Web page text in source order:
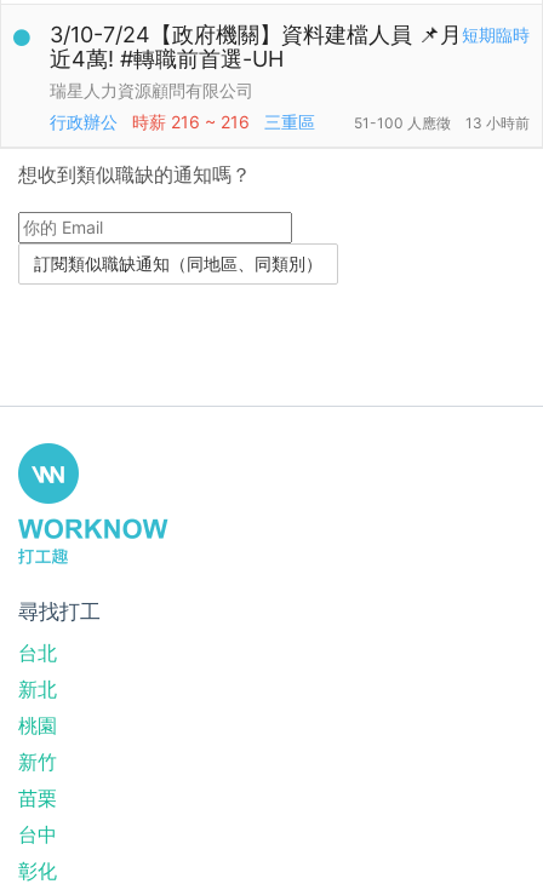
短期臨時
3/10-7/24【政府機關】資料建檔人員 📌月
近4萬! #轉職前首選-UH
瑞星人力資源顧問有限公司
行政辦公
時薪 216 ~ 216 三重區 51-100 人應徵 13 小時前
想收到類似職缺的通知嗎？
尋找打工
台北
新北
桃園
新竹
苗栗
台中
彰化